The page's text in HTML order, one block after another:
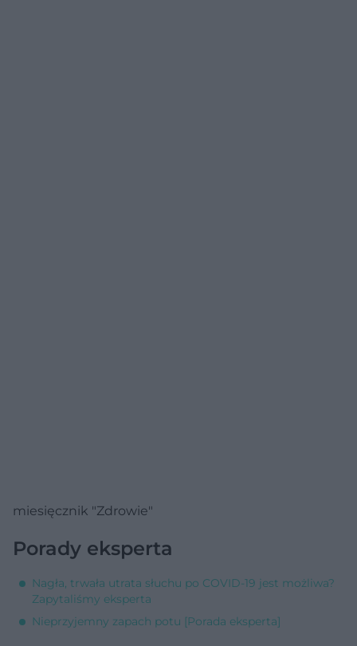
miesięcznik "Zdrowie"
Porady eksperta
Nagła, trwała utrata słuchu po COVID-19 jest możliwa?
Zapytaliśmy eksperta
Nieprzyjemny zapach potu [Porada eksperta]